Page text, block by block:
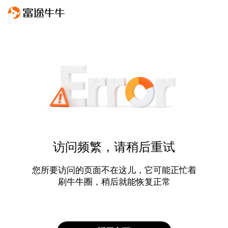
访问频繁，请稍后重试
您所要访问的页面不在这儿，它可能正忙着
刷牛牛圈，稍后就能恢复正常